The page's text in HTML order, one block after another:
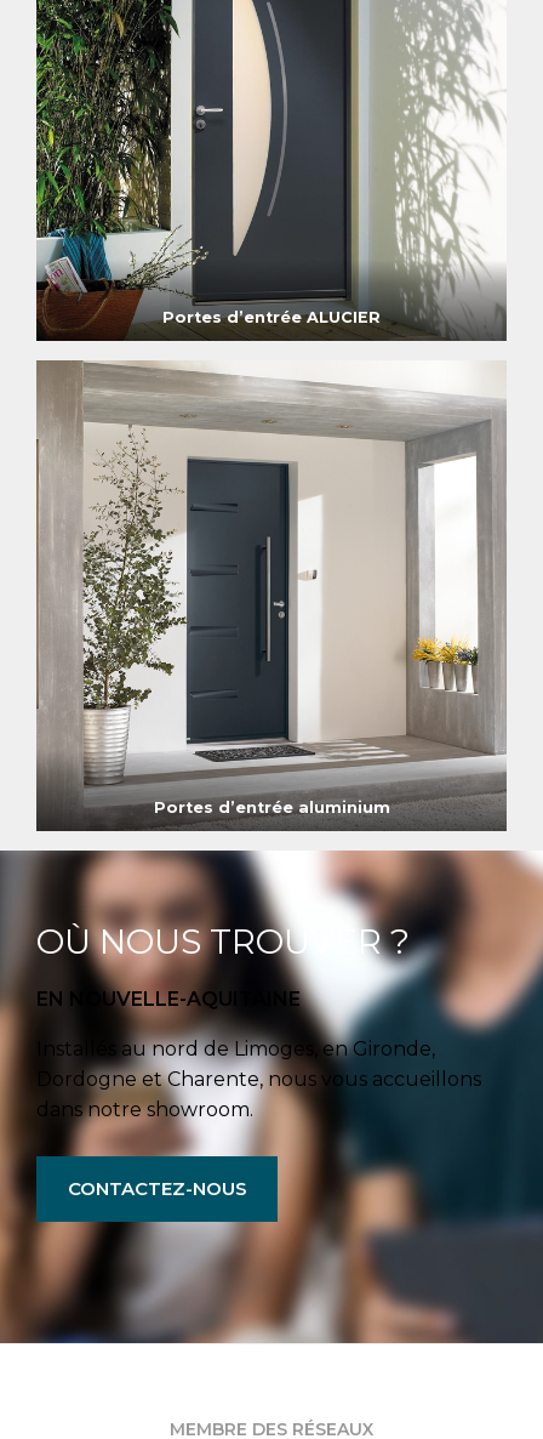
Portes d’entrée ALUCIER
Portes d’entrée aluminium
OÙ NOUS TROUVER ?
EN NOUVELLE-AQUITAINE
Installés au nord de Limoges, en Gironde,
Dordogne et Charente, nous vous accueillons
dans notre showroom.
CONTACTEZ-NOUS
MEMBRE DES RÉSEAUX